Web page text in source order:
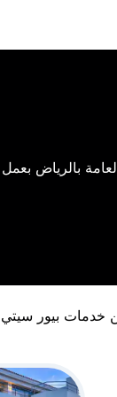
بالرياض بعمل
خدمات بيور سيتي